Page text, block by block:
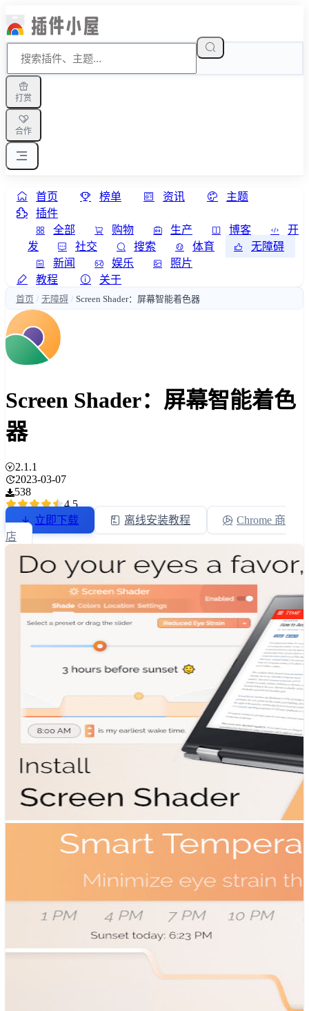
打赏
合作
首页 榜单 资讯
主题
插件
全部
购物 生产 博客
开
发
社交 搜索 体育
无障碍
新闻
娱乐
照片
教程
关于
首页 / 无障碍 / Screen Shader：屏幕智能着色器
Screen Shader：屏幕智能着色
器
2.1.1
2023-03-07
538
4.5
立即下载
离线安装教程
Chrome 商
店